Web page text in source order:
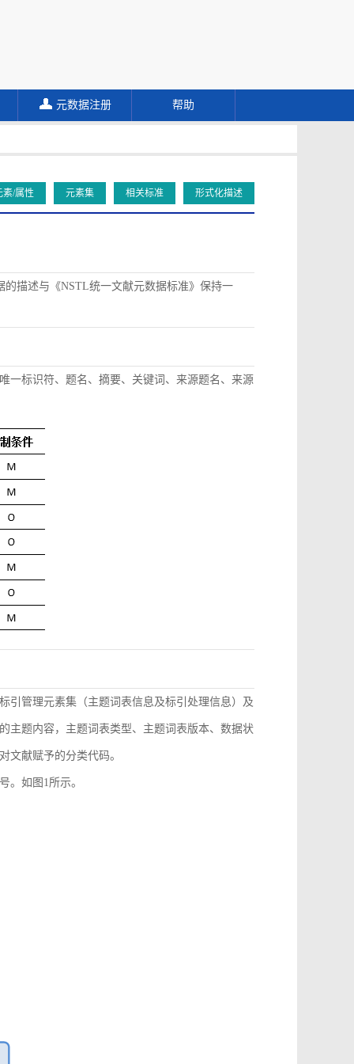
元数据注册 帮助
素/属性 元素集 相关标准 形式化描述
描述与《NSTL统一文献元数据标准》保持一
一标识符、题名、摘要、关键词、来源题名、来源
引管理元素集（主题词表信息及标引处理信息）及
主题内容，主题词表类型、主题词表版本、数据状
文献赋予的分类代码。
。如图1所示。